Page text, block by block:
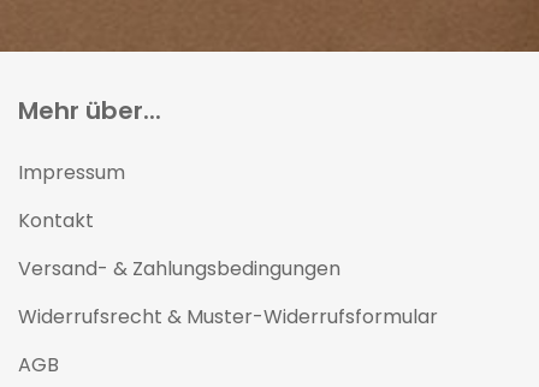
Mehr über...
Impressum
Kontakt
Versand- & Zahlungsbedingungen
Widerrufsrecht & Muster-Widerrufsformular
AGB